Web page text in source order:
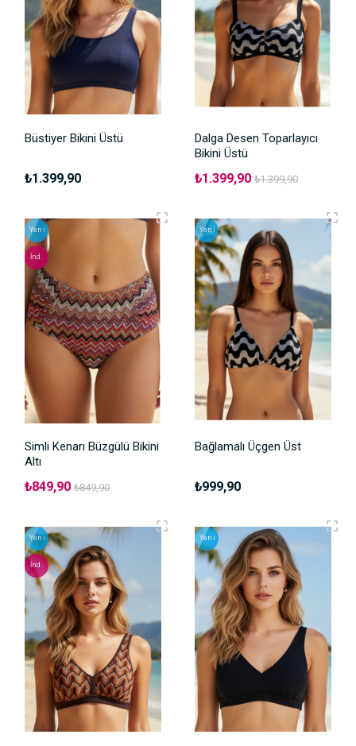
Büstiyer Bikini Üstü
₺1.399,90
Dalga Desen Toparlayıcı
Bikini Üstü
₺1.399,90 ₺1.399,90
Yeni
İnd.
Simli Kenarı Büzgülü Bikini
Altı
₺849,90 ₺849,90
Yeni
Bağlamalı Üçgen Üst
₺999,90
Yeni
İnd.
Yeni